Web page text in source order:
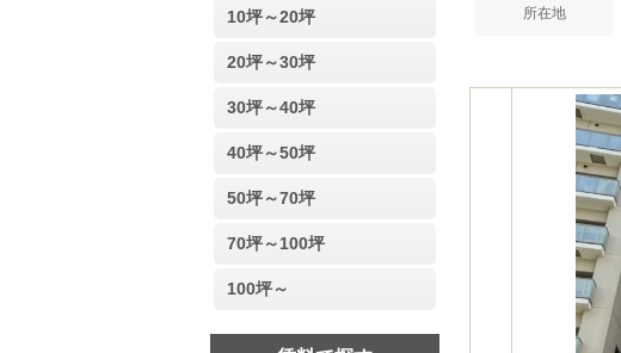
所在地
10坪～20坪
20坪～30坪
30坪～40坪
40坪～50坪
50坪～70坪
70坪～100坪
100坪～